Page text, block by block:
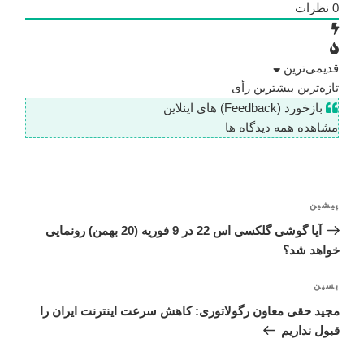
0 نظرات
قدیمی‌ترین
تازه‌ترین بیشترین رأی
بازخورد (Feedback) های اینلاین
مشاهده همه دیدگاه ها
پیشین
آیا گوشی گلکسی اس 22 در 9 فوریه (20 بهمن) رونمایی
خواهد شد؟
پسین
مجید حقی معاون رگولاتوری: کاهش سرعت اینترنت ایران را
قبول نداریم